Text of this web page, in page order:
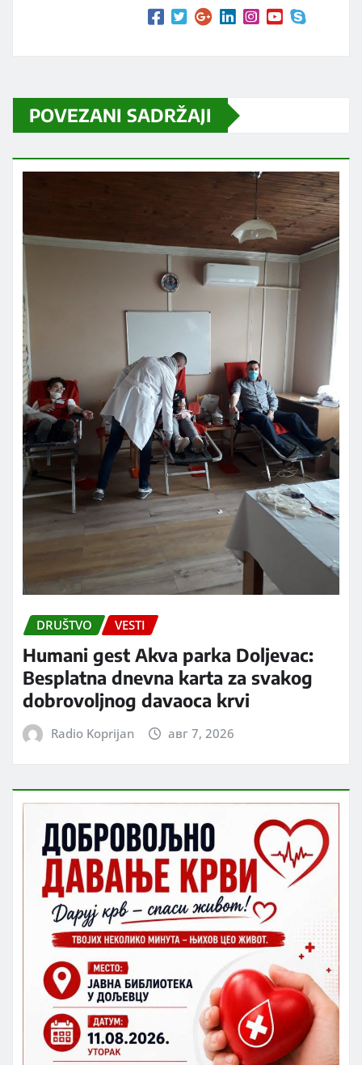
POVEZANI SADRŽAJI
DRUŠTVO VESTI
Humani gest Akva parka Doljevac:
Besplatna dnevna karta za svakog
dobrovoljnog davaoca krvi
Radio Koprijan авг 7, 2026